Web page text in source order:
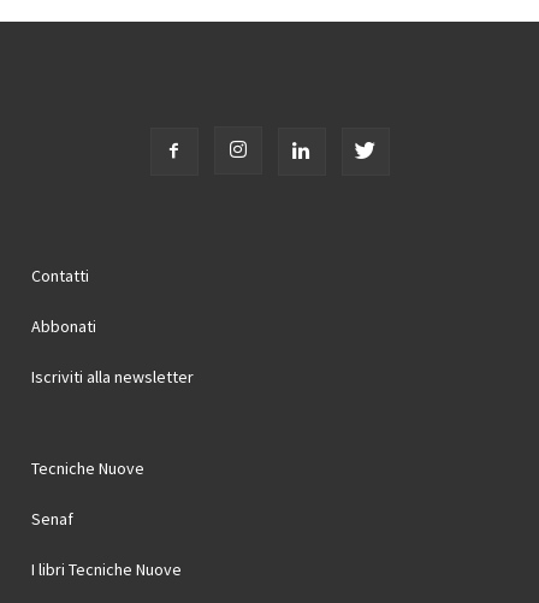
Contatti
Abbonati
Iscriviti alla newsletter
Tecniche Nuove
Senaf
I libri Tecniche Nuove